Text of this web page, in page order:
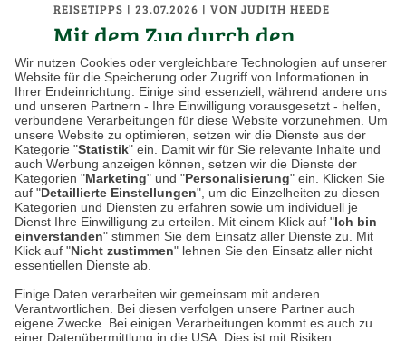
Wir nutzen Cookies oder vergleichbare Technologien auf unserer
Website für die Speicherung oder Zugriff von Informationen in
Ihrer Endeinrichtung. Einige sind essenziell, während andere uns
und unseren Partnern - Ihre Einwilligung vorausgesetzt - helfen,
verbundene Verarbeitungen für diese Website vorzunehmen. Um
unsere Website zu optimieren, setzen wir die Dienste aus der
Kategorie "Statistik" ein. Damit wir für Sie relevante Inhalte und
auch Werbung anzeigen können, setzen wir die Dienste der
Kategorien "Marketing" und "Personalisierung" ein. Klicken Sie
auf "Detaillierte Einstellungen", um die Einzelheiten zu diesen
Kategorien und Diensten zu erfahren sowie um individuell je
Dienst Ihre Einwilligung zu erteilen. Mit einem Klick auf "Ich bin
einverstanden" stimmen Sie dem Einsatz aller Dienste zu. Mit
Klick auf "Nicht zustimmen" lehnen Sie den Einsatz aller nicht
essentiellen Dienste ab.
Einige Daten verarbeiten wir gemeinsam mit anderen
Verantwortlichen. Bei diesen verfolgen unsere Partner auch
eigene Zwecke. Bei einigen Verarbeitungen kommt es auch zu
einer Datenübermittlung in die USA. Dies ist mit Risiken
REISETIPPS | 23.07.2026 |VON JUDITH HEEDE
Mit dem Zug durch den
britischen Sommer: Die
schönsten Bahnstrecken
Großbritanniens
Großbritannien gehört zu den wenigen
Ländern, in denen die Anreise oft genauso
schön ist wie das eigentliche Reiseziel. Als im
19. Jahrhundert das…
Weiterlesen